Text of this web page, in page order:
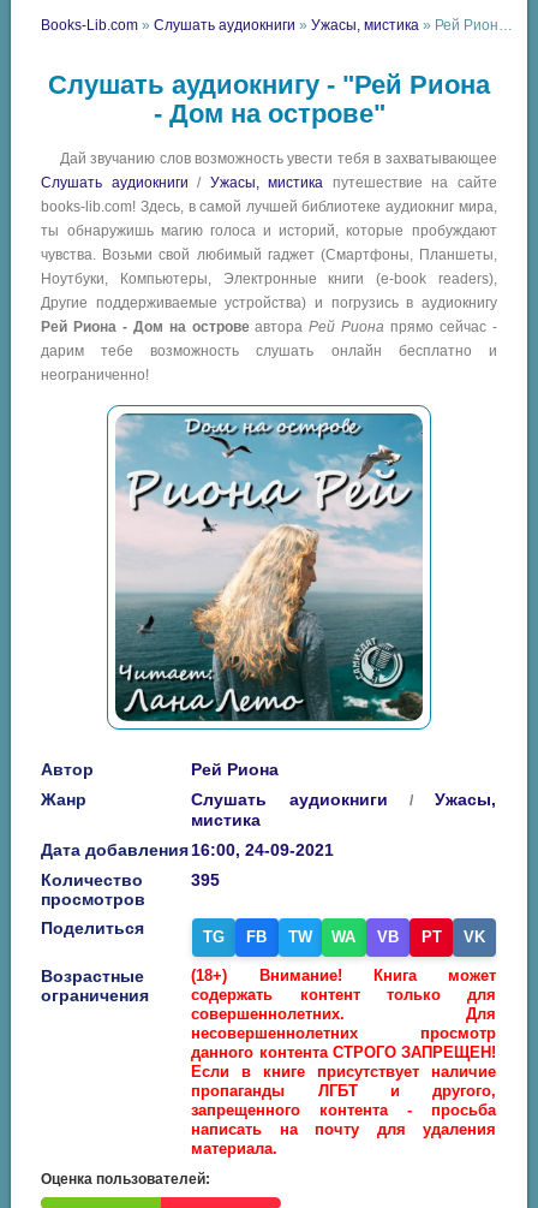
Books-Lib.com »Слушать аудиокниги »Ужасы, мистика » Рей Риона - Дом на острове
Слушать аудиокнигу - "Рей Риона
- Дом на острове"
Дай звучанию слов возможность увести тебя в захватывающее
Слушать аудиокниги / Ужасы, мистика путешествие на сайте
books-lib.com! Здесь, в самой лучшей библиотеке аудиокниг мира,
ты обнаружишь магию голоса и историй, которые пробуждают
чувства. Возьми свой любимый гаджет (Смартфоны, Планшеты,
Ноутбуки, Компьютеры, Электронные книги (e-book readers),
Другие поддерживаемые устройства) и погрузись в аудиокнигу
Рей Риона - Дом на островеавтораРей Риона прямо сейчас -
дарим тебе возможность слушать онлайн бесплатно и
неограниченно!
Автор
Рей Риона
Жанр
Слушать аудиокниги /Ужасы,
мистика
Дата добавления16:00, 24-09-2021
Количество
просмотров
395
Поделиться TG FB TW WA VB PT VK
Возрастные
ограничения
(18+) Внимание! Книга может
содержать контент только для
совершеннолетних. Для
несовершеннолетних просмотр
данного контента СТРОГО ЗАПРЕЩЕН!
Если в книге присутствует наличие
пропаганды ЛГБТ и другого,
запрещенного контента - просьба
написать на почту для удаления
материала.
Оценка пользователей: